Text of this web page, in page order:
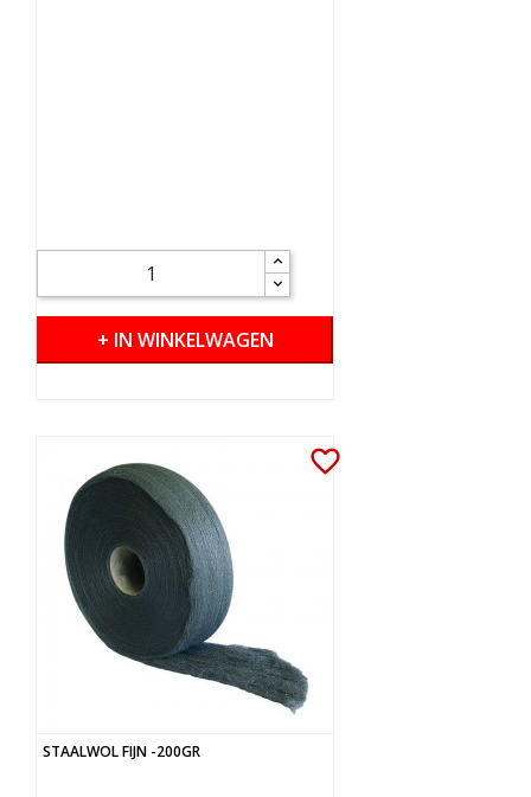
+ IN WINKELWAGEN
favorite_border
STAALWOL FIJN -200GR